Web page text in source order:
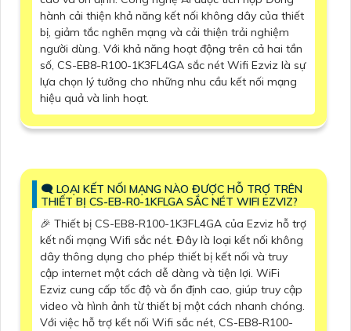
hành cải thiện khả năng kết nối không dây của thiết
bị, giảm tắc nghẽn mạng và cải thiện trải nghiệm
người dùng. Với khả năng hoạt động trên cả hai tần
số, CS-EB8-R100-1K3FL4GA sắc nét Wifi Ezviz là sự
lựa chọn lý tưởng cho những nhu cầu kết nối mạng
hiệu quả và linh hoạt.
🗨️ LOẠI KẾT NỐI MẠNG NÀO ĐƯỢC HỖ TRỢ TRÊN
THIẾT BỊ CS-EB-R0-1KFLGA SẮC NÉT WIFI EZVIZ?
️🎉 Thiết bị CS-EB8-R100-1K3FL4GA của Ezviz hỗ trợ
kết nối mạng Wifi sắc nét. Đây là loại kết nối không
dây thông dụng cho phép thiết bị kết nối và truy
cập internet một cách dễ dàng và tiện lợi. WiFi
Ezviz cung cấp tốc độ và ổn định cao, giúp truy cập
video và hình ảnh từ thiết bị một cách nhanh chóng.
Với việc hỗ trợ kết nối Wifi sắc nét, CS-EB8-R100-